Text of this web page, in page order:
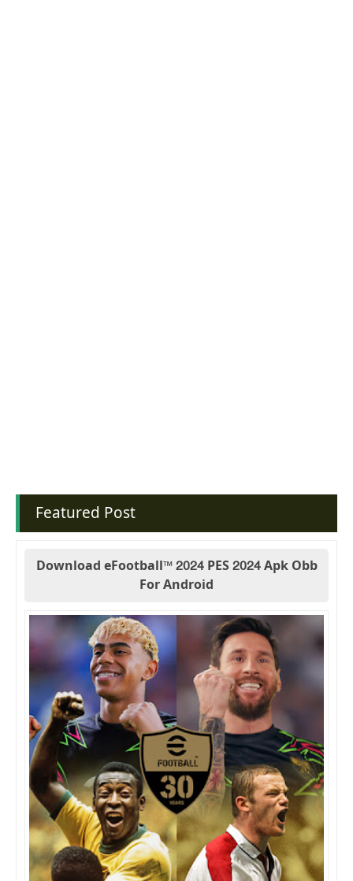
Featured Post
Download eFootball™ 2024 PES 2024 Apk Obb
For Android